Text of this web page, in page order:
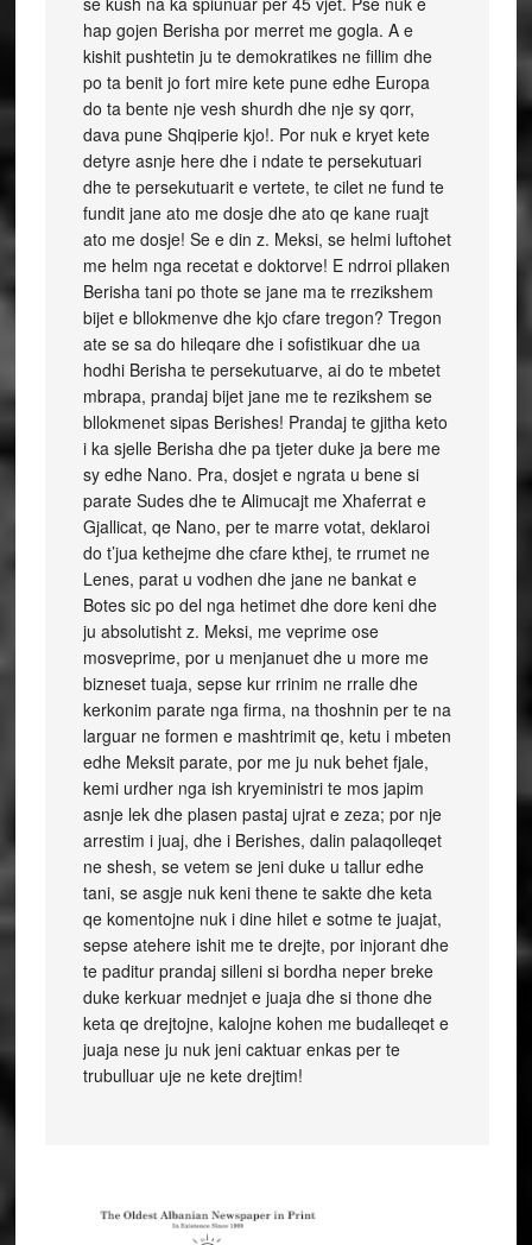
hap gojen Berisha por merret me gogla. A e
kishit pushtetin ju te demokratikes ne fillim dhe
po ta benit jo fort mire kete pune edhe Europa
do ta bente nje vesh shurdh dhe nje sy qorr,
dava pune Shqiperie kjo!. Por nuk e kryet kete
detyre asnje here dhe i ndate te persekutuari
dhe te persekutuarit e vertete, te cilet ne fund te
fundit jane ato me dosje dhe ato qe kane ruajt
ato me dosje! Se e din z. Meksi, se helmi luftohet
me helm nga recetat e doktorve! E ndrroi pllaken
Berisha tani po thote se jane ma te rrezikshem
bijet e bllokmenve dhe kjo cfare tregon? Tregon
ate se sa do hileqare dhe i sofistikuar dhe ua
hodhi Berisha te persekutuarve, ai do te mbetet
mbrapa, prandaj bijet jane me te rezikshem se
bllokmenet sipas Berishes! Prandaj te gjitha keto
i ka sjelle Berisha dhe pa tjeter duke ja bere me
sy edhe Nano. Pra, dosjet e ngrata u bene si
parate Sudes dhe te Alimucajt me Xhaferrat e
Gjallicat, qe Nano, per te marre votat, deklaroi
do t’jua kethejme dhe cfare kthej, te rrumet ne
Lenes, parat u vodhen dhe jane ne bankat e
Botes sic po del nga hetimet dhe dore keni dhe
ju absolutisht z. Meksi, me veprime ose
mosveprime, por u menjanuet dhe u more me
bizneset tuaja, sepse kur rrinim ne rralle dhe
kerkonim parate nga firma, na thoshnin per te na
larguar ne formen e mashtrimit qe, ketu i mbeten
edhe Meksit parate, por me ju nuk behet fjale,
kemi urdher nga ish kryeministri te mos japim
asnje lek dhe plasen pastaj ujrat e zeza; por nje
arrestim i juaj, dhe i Berishes, dalin palaqolleqet
ne shesh, se vetem se jeni duke u tallur edhe
tani, se asgje nuk keni thene te sakte dhe keta
qe komentojne nuk i dine hilet e sotme te juajat,
sepse atehere ishit me te drejte, por injorant dhe
te paditur prandaj silleni si bordha neper breke
duke kerkuar mednjet e juaja dhe si thone dhe
keta qe drejtojne, kalojne kohen me budalleqet e
juaja nese ju nuk jeni caktuar enkas per te
trubulluar uje ne kete drejtim!